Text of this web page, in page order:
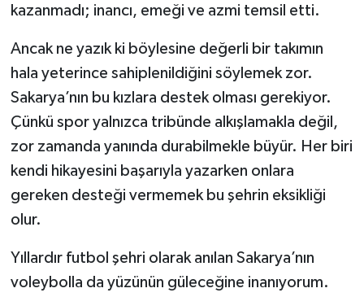
kazanmadı; inancı, emeği ve azmi temsil etti.
Ancak ne yazık ki böylesine değerli bir takımın
hala yeterince sahiplenildiğini söylemek zor.
Sakarya’nın bu kızlara destek olması gerekiyor.
Çünkü spor yalnızca tribünde alkışlamakla değil,
zor zamanda yanında durabilmekle büyür. Her biri
kendi hikayesini başarıyla yazarken onlara
gereken desteği vermemek bu şehrin eksikliği
olur.
Yıllardır futbol şehri olarak anılan Sakarya’nın
voleybolla da yüzünün güleceğine inanıyorum.